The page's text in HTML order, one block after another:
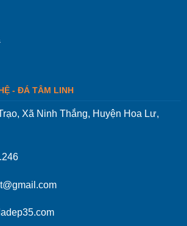
- ĐÁ TÂM LINH
Xã Ninh Thắng, Huyện Hoa Lư,